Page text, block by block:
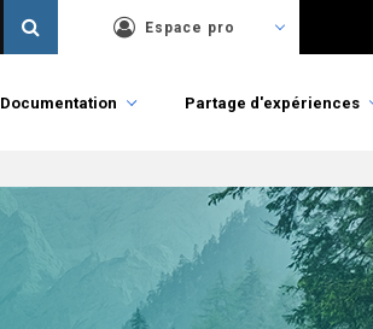
Espace pro
Documentation Partage d'expériences